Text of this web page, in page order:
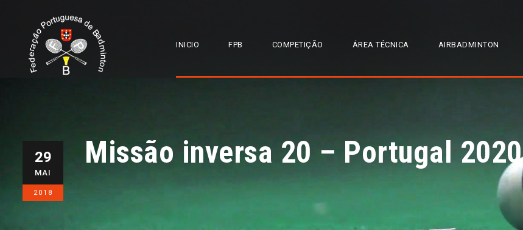
INICIO FPB COMPETIÇÃO ÁREA TÉCNICA AIRBADMINTON
29
MAI
2018
Missão inversa 20 – Portugal 2020